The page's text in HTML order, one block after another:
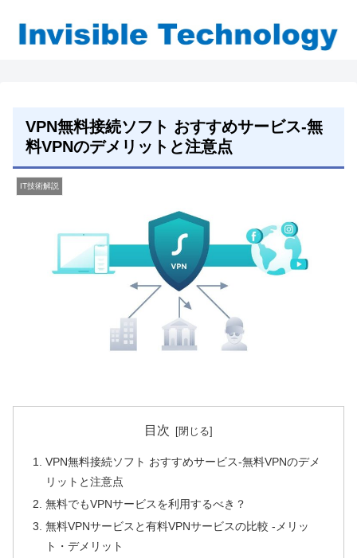
VPN無料接続ソフト おすすめサービス-無
料VPNのデメリットと注意点
IT技術解説
目次
VPN無料接続ソフト おすすめサービス-無料VPNのデメ
リットと注意点
無料でもVPNサービスを利用するべき？
無料VPNサービスと有料VPNサービスの比較 -メリッ
ト・デメリット